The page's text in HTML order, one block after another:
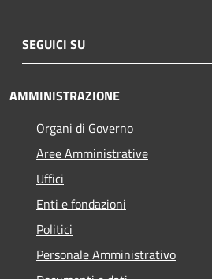
SEGUICI SU
AMMINISTRAZIONE
Organi di Governo
Aree Amministrative
Uffici
Enti e fondazioni
Politici
Personale Amministrativo